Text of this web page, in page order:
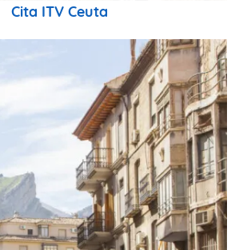
Cita ITV Ceuta